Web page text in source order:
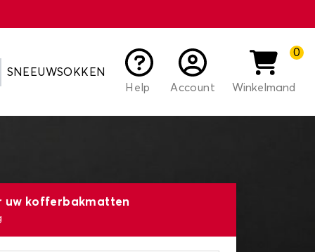
SNEEUWSOKKEN
Help
Account
0
Winkelmand
uw kofferbakmatten